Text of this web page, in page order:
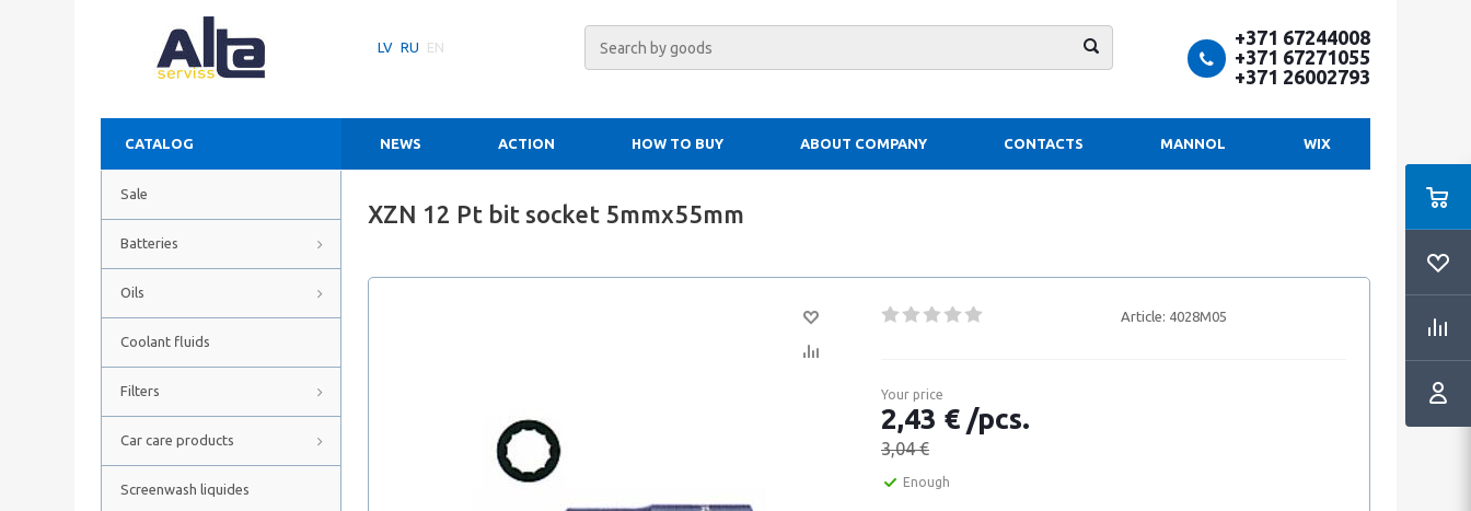
LV RU EN
+371 67244008
+371 67271055
+371 26002793
CATALOG NEWS ACTION HOW TO BUY ABOUT COMPANY CONTACTS MANNOL WIX
Sale
Batteries
Oils
Coolant fluids
Filters
Car care products
Screenwash liquides
XZN 12 Pt bit socket 5mmx55mm
Article: 4028M05
Your price
2,43 € /pcs.
3,04 €
Enough